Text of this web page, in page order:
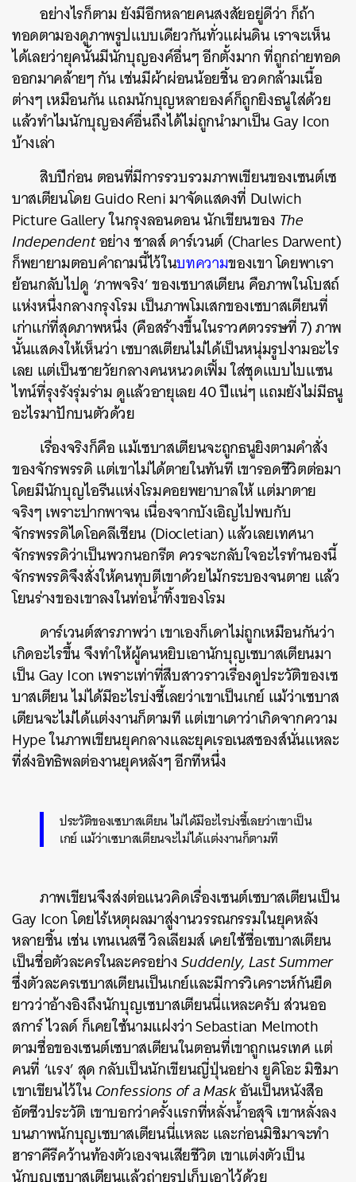
อย่างไรก็ตาม ยังมีอีกหลายคนสงสัยอยู่ดีว่า ก็ถ้า
ทอดตามองดูภาพรูปแบบเดียวกันทั่วแผ่นดิน เราจะเห็น
ได้เลยว่ายุคนั้นมีนักบุญองค์อื่นๆ อีกตั้งมาก ที่ถูกถ่ายทอด
ออกมาคล้ายๆ กัน เช่นมีผ้าผ่อนน้อยชิ้น อวดกล้ามเนื้อ
ต่างๆ เหมือนกัน แถมนักบุญหลายองค์ก็ถูกยิงธนูใส่ด้วย
แล้วทำไมนักบุญองค์อื่นถึงได้ไม่ถูกนำมาเป็น Gay Icon
บ้างเล่า
สิบปีก่อน ตอนที่มีการรวบรวมภาพเขียนของเซนต์เซ
บาสเตียนโดย Guido Reni มาจัดแสดงที่ Dulwich
Picture Gallery ในกรุงลอนดอน นักเขียนของ The
Independentอย่าง ชาลส์ ดาร์เวนต์ (Charles Darwent)
ก็พยายามตอบคำถามนี้ไว้ในบทความของเขา โดยพาเรา
ย้อนกลับไปดู ‘ภาพจริง’ ของเซบาสเตียน คือภาพในโบสถ์
แห่งหนึ่งกลางกรุงโรม เป็นภาพโมเสกของเซบาสเตียนที่
เก่าแก่ที่สุดภาพหนึ่ง (คือสร้างขึ้นในราวศตวรรษที่ 7) ภาพ
นั้นแสดงให้เห็นว่า เซบาสเตียนไม่ได้เป็นหนุ่มรูปงามอะไร
เลย แต่เป็นชายวัยกลางคนหนวดเฟิ้ม ใส่ชุดแบบไบแซน
ไทน์ที่รุงรังรุ่มร่าม ดูแล้วอายุเลย 40 ปีแน่ๆ แถมยังไม่มีธนู
อะไรมาปักบนตัวด้วย
เรื่องจริงก็คือ แม้เซบาสเตียนจะถูกธนูยิงตามคำสั่ง
ของจักรพรรดิ แต่เขาไม่ได้ตายในทันที เขารอดชีวิตต่อมา
โดยมีนักบุญไอรีนแห่งโรมคอยพยาบาลให้ แต่มาตาย
จริงๆ เพราะปากพาจน เนื่องจากบังเอิญไปพบกับ
จักรพรรดิไดโอคลีเชียน (Diocletian) แล้วเลยเทศนา
จักรพรรดิว่าเป็นพวกนอกรีต ควรจะกลับใจอะไรทำนองนี้
จักรพรรดิจึงสั่งให้คนทุบตีเขาด้วยไม้กระบองจนตาย แล้ว
โยนร่างของเขาลงในท่อน้ำทิ้งของโรม
ดาร์เวนต์สารภาพว่า เขาเองก็เดาไม่ถูกเหมือนกันว่า
เกิดอะไรขึ้น จึงทำให้ผู้คนหยิบเอานักบุญเซบาสเตียนมา
เป็น Gay Icon เพราะเท่าที่สืบสาวราวเรื่องดูประวัติของเซ
บาสเตียน ไม่ได้มีอะไรบ่งชี้เลยว่าเขาเป็นเกย์ แม้ว่าเซบาส
เตียนจะไม่ได้แต่งงานก็ตามที แต่เขาเดาว่าเกิดจากความ
Hype ในภาพเขียนยุคกลางและยุคเรอเนสซองส์นั่นแหละ
ที่ส่งอิทธิพลต่องานยุคหลังๆ อีกทีหนึ่ง
ประวัติของเซบาสเตียน ไม่ได้มีอะไรบ่งชี้เลยว่าเขาเป็น
เกย์ แม้ว่าเซบาสเตียนจะไม่ได้แต่งงานก็ตามที
ภาพเขียนจึงส่งต่อแนวคิดเรื่องเซนต์เซบาสเตียนเป็น
Gay Icon โดยไร้เหตุผลมาสู่งานวรรณกรรมในยุคหลัง
หลายชิ้น เช่น เทนเนสซี วิลเลียมส์ เคยใช้ชื่อเซบาสเตียน
เป็นชื่อตัวละครในละครอย่างSuddenly, Last Summer
ซึ่งตัวละครเซบาสเตียนเป็นเกย์และมีการวิเคราะห์กันยืด
ยาวว่าอ้างอิงถึงนักบุญเซบาสเตียนนี่แหละครับ ส่วนออ
สการ์ ไวลด์ ก็เคยใช้นามแฝงว่า Sebastian Melmoth
ตามชื่อของเซนต์เซบาสเตียนในตอนที่เขาถูกเนรเทศ แต่
คนที่ ‘แรง’ สุด กลับเป็นนักเขียนญี่ปุ่นอย่าง ยูคิโอะ มิชิมา
เขาเขียนไว้ในConfessions of a Maskอันเป็นหนังสือ
อัตชีวประวัติ เขาบอกว่าครั้งแรกที่หลั่งน้ำอสุจิ เขาหลั่งลง
บนภาพนักบุญเซบาสเตียนนี่แหละ และก่อนมิชิมาจะทำ
ฮาราคีรีคว้านท้องตัวเองจนเสียชีวิต เขาแต่งตัวเป็น
ค้นหา
SHARE TWEET LINE EMAIL